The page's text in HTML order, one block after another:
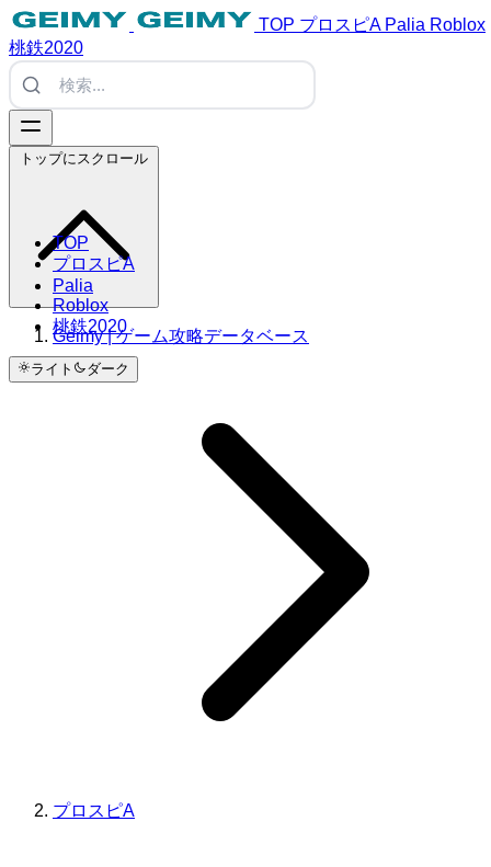
TOP プロスピA Palia Roblox
桃鉄2020
TOP
プロスピA
Palia
Roblox
桃鉄2020
ライト ダーク
トップにスクロール
Geimy | ゲーム攻略データベース
プロスピA